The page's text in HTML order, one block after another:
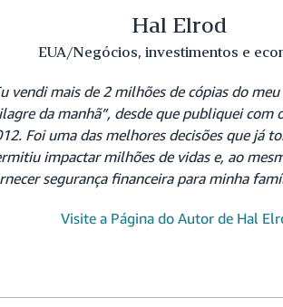
Hal Elrod
EUA/Negócios, investimentos e
vendi mais de 2 milhões de cópias do
da manhã”, desde que publiquei com
Foi uma das melhores decisões que já
impactar milhões de vidas e, ao
segurança financeira para minha
Visite a Página do Autor de Hal